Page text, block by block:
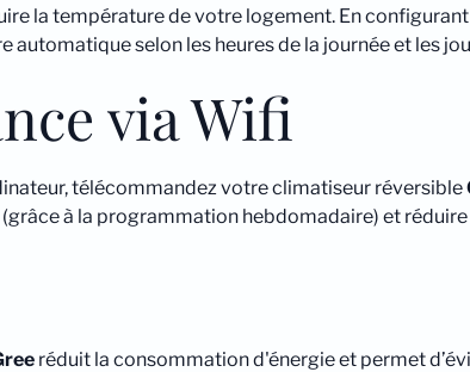
la température de votre logement. En
automatique selon les heures de la journée et les
via Wifi
télécommandez votre climatiseur réversible
à la programmation hebdomadaire) et
réduit la consommation d'énergie et permet